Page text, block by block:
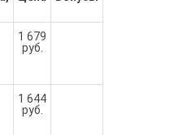
1 679
руб.
1 644
руб.